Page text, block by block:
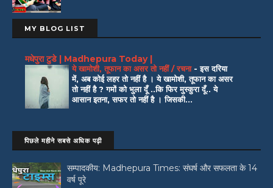
MY BLOG LIST
मधेपुरा टुडे | Madhepura Today |
ये खामोशी, तूफान का असर तो नहीं / रचना -इस दरिया
में, अब कोई लहर तो नहीं है । ये खामोशी, तूफान का असर
तो नहीं है ? गमों को भुला दूँ ..कि फिर मुस्कुरा दूँ.. ये
आसान इतना, सफर तो नहीं है । जिसकी...
पिछले महीने सबसे अधिक पढ़ी
सम्पादकीय: Madhepura Times: संघर्ष और सफलता के 14
वर्ष पूरे